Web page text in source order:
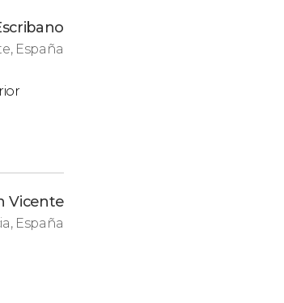
a las
España
Vicente
España